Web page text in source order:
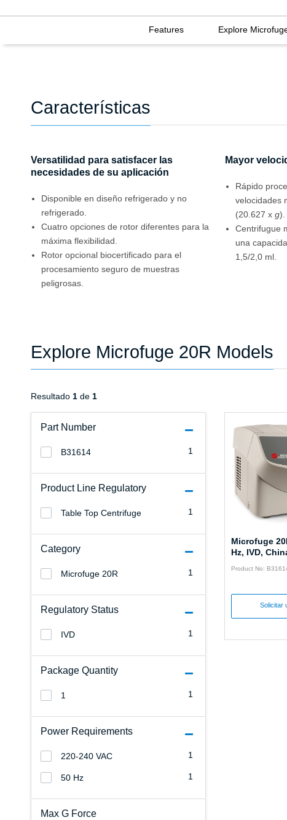
Features Explore
Características
Versatilidad para satisfacer las
necesidades de su aplicación
Disponible en diseño refrigerado y no
refrigerado.
Cuatro opciones de rotor diferentes para la
máxima flexibilidad.
Rotor opcional biocertificado para el
procesamiento seguro de muestras
peligrosas.
Mayor
Rápido
velocidades
(20.627 x g).
Centrifugue
una
1,5/2,0 ml.
Explore Microfuge 20R Models
Part Number
1
B31614
Product Line Regulatory
1
Table Top Centrifuge
Category
1
Microfuge 20R
Regulatory Status
1
IVD
Package Quantity
1
1
Power Requirements
1
220-240 VAC
1
50 Hz
Max G Force
Resultado 1 de 1
Microfuge
Hz, IVD,
Product No:
Solicitar